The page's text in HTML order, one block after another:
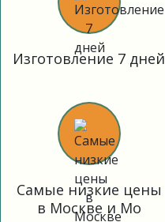
Изготовление 7 дней
Самые низкие цены
в Москве и Мо